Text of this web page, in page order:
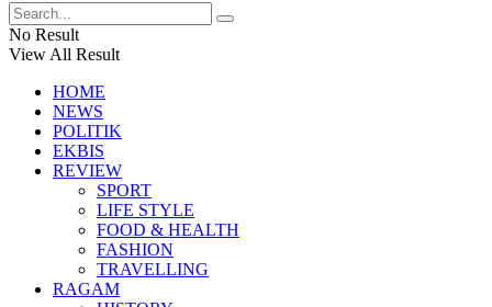
No Result
View All Result
HOME
NEWS
POLITIK
EKBIS
REVIEW
SPORT
LIFE STYLE
FOOD & HEALTH
FASHION
TRAVELLING
RAGAM